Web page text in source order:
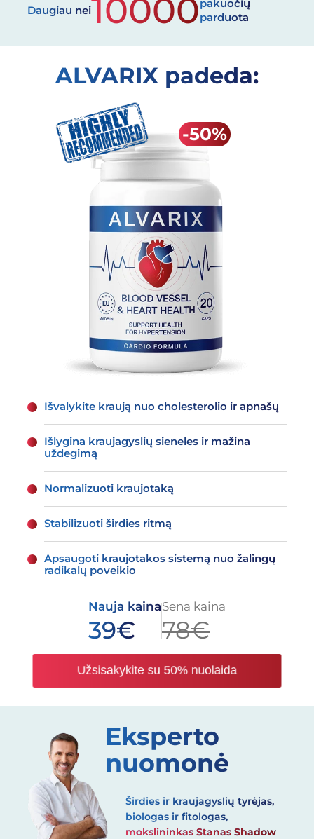
Daugiau nei10000pakuočių
parduota
ALVARIX padeda:
Išvalykite kraują nuo cholesterolio ir apnašų
Išlygina kraujagyslių sieneles ir mažina
uždegimą
Normalizuoti kraujotaką
Stabilizuoti širdies ritmą
Apsaugoti kraujotakos sistemą nuo žalingų
radikalų poveikio
Nauja kaina
39€
Sena kaina
78€
Užsisakykite su 50% nuolaida
Eksperto
nuomonė
Širdies ir kraujagyslių tyrėjas,
biologas ir fitologas,
mokslininkas Stanas Shadow